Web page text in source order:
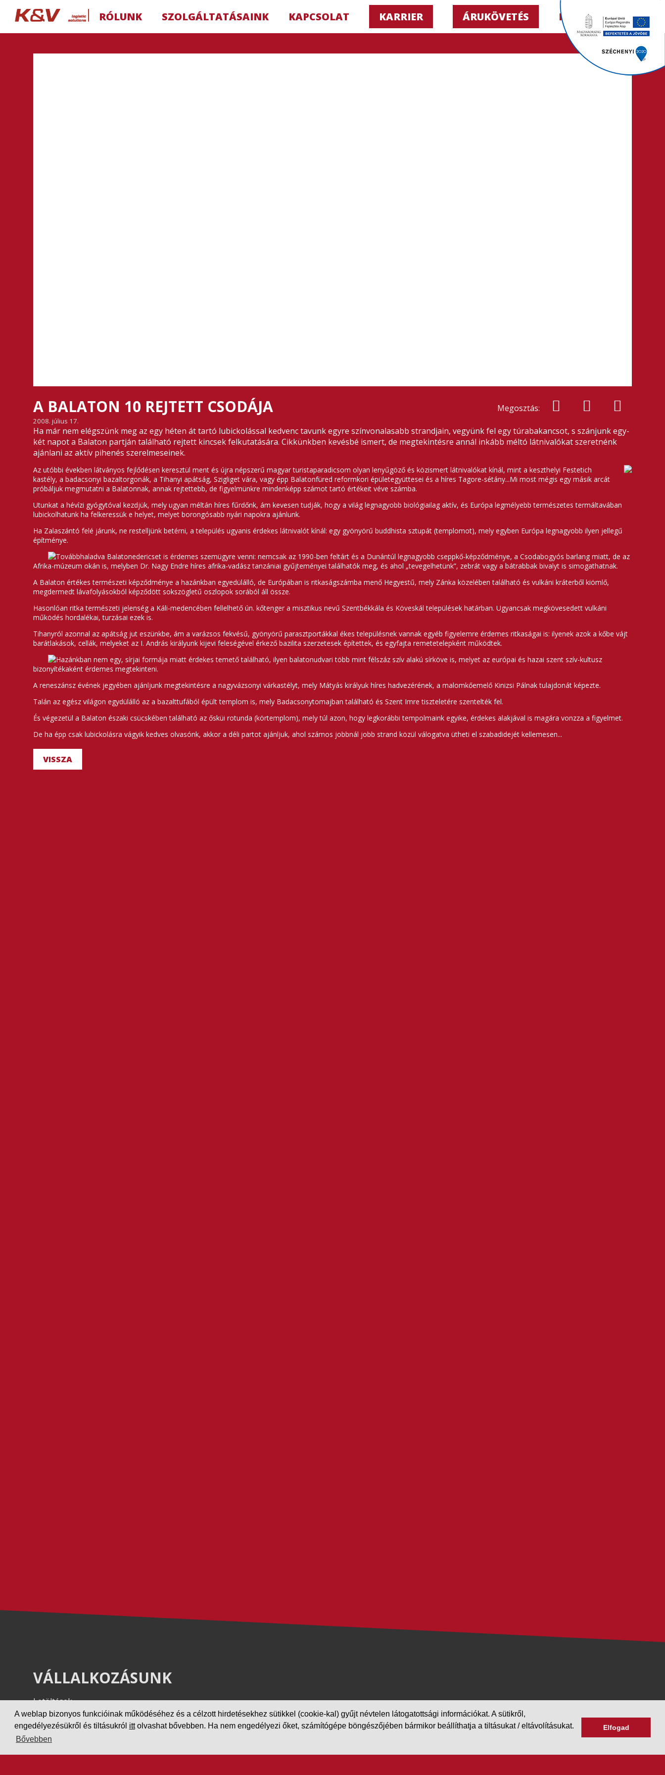
A weblap bizonyos funkcióinak működéséhez és a célzott hirdetésekhez sütikkel (cookie-kal) gyűjt névtelen látogatottsági információkat. A sütikről,
engedélyezésükről és tiltásukról ittolvashat bővebben. Ha nem engedélyezi őket, számítógépe böngészőjében bármikor beállíthatja a tiltásukat / eltávolításukat.
Bővebben
Elfogad
RÓLUNK SZOLGÁLTATÁSAINK KAPCSOLAT KARRIER ÁRUKÖVETÉS HU ▼
Megosztás:
A BALATON 10 REJTETT CSODÁJA
2008. július 17.
Ha már nem elégszünk meg az egy héten át tartó lubickolással kedvenc tavunk egyre színvonalasabb strandjain, vegyünk fel egy túrabakancsot, s szánjunk egy-
két napot a Balaton partján található rejtett kincsek felkutatására. Cikkünkben kevésbé ismert, de megtekintésre annál inkább méltó látnivalókat szeretnénk
ajánlani az aktív pihenés szerelmeseinek.
Az utóbbi években látványos fejlődésen keresztül ment és újra népszerű magyar turistaparadicsom olyan lenyűgöző és közismert látnivalókat kínál, mint a keszthelyi Festetich
kastély, a badacsonyi bazaltorgonák, a Tihanyi apátság, Szigliget vára, vagy épp Balatonfüred reformkori épületegyüttesei és a híres Tagore-sétány...Mi most mégis egy másik arcát
próbáljuk megmutatni a Balatonnak, annak rejtettebb, de figyelmünkre mindenképp számot tartó értékeit véve számba.
Utunkat a hévízi gyógytóval kezdjük, mely ugyan méltán híres fűrdőnk, ám kevesen tudják, hogy a világ legnagyobb biológiailag aktív, és Európa legmélyebb természetes termáltavában
lubickolhatunk ha felkeressük e helyet, melyet borongósabb nyári napokra ajánlunk.
Ha Zalaszántó felé járunk, ne restelljünk betérni, a település ugyanis érdekes látnivalót kínál: egy gyönyörű buddhista sztupát (templomot), mely egyben Európa legnagyobb ilyen jellegű
építménye.
Továbbhaladva Balatonedericset is érdemes szemügyre venni: nemcsak az 1990-ben feltárt és a Dunántúl legnagyobb cseppkő-képződménye, a Csodabogyós barlang miatt, de az
Afrika-múzeum okán is, melyben Dr. Nagy Endre híres afrika-vadász tanzániai gyűjteményei találhatók meg, és ahol „tevegelhetünk”, zebrát vagy a bátrabbak bivalyt is simogathatnak.
A Balaton értékes természeti képződménye a hazánkban egyedülálló, de Európában is ritkaságszámba menő Hegyestű, mely Zánka közelében található és vulkáni kráterből kiömlő,
megdermedt lávafolyásokból képződött sokszögletű oszlopok sorából áll össze.
Hasonlóan ritka természeti jelenség a Káli-medencében fellelhető ún. kőtenger a misztikus nevű Szentbékkála és Köveskál települések határban. Ugyancsak megkövesedett vulkáni
működés hordalékai, turzásai ezek is.
Tihanyról azonnal az apátság jut eszünkbe, ám a varázsos fekvésű, gyönyörű parasztportákkal ékes településnek vannak egyéb figyelemre érdemes ritkaságai is: ilyenek azok a kőbe vájt
barátlakások, cellák, melyeket az I. András királyunk kijevi feleségével érkező bazilita szerzetesek építettek, és egyfajta remetetelepként működtek.
Hazánkban nem egy, sírjai formája miatt érdekes temető található, ilyen balatonudvari több mint félszáz szív alakú sírköve is, melyet az európai és hazai szent szív-kultusz
bizonyítékaként érdemes megtekinteni.
A reneszánsz évének jegyében ajánljunk megtekintésre a nagyvázsonyi várkastélyt, mely Mátyás királyuk híres hadvezérének, a malomkőemelő Kinizsi Pálnak tulajdonát képezte.
Talán az egész világon egydülálló az a bazalttufából épült templom is, mely Badacsonytomajban található és Szent Imre tiszteletére szentelték fel.
És végezetül a Balaton északi csücskében található az ősküi rotunda (körtemplom), mely túl azon, hogy legkorábbi tempolmaink egyike, érdekes alakjával is magára vonzza a figyelmet.
De ha épp csak lubickolásra vágyik kedves olvasónk, akkor a déli partot ajánljuk, ahol számos jobbnál jobb strand közül válogatva ütheti el szabadidejét kellemesen...
VISSZA
VÁLLALKOZÁSUNK
Letöltések
Adatvédelem
Impresszum
PARTNEREINK